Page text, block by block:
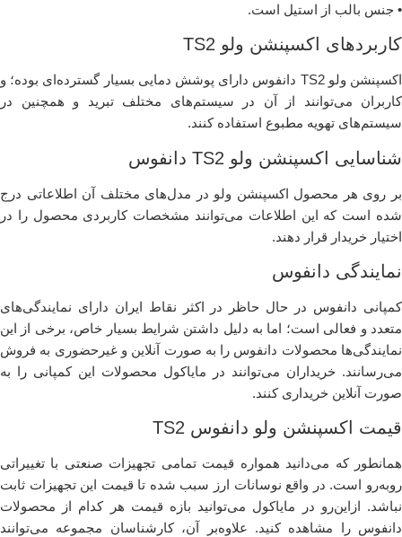
• جنس بالب از استیل است.
کاربردهای اکسپنشن ولو TS2
اکسپنشن ولو TS2 دانفوس دارای پوشش دمایی بسیار‌ گسترده‌ای بوده؛ و
کاربران می‌توانند از آن در سیستم‌های مختلف تبرید و همچنین در
سیستم‌های تهویه مطبوع استفاده کنند.
شناسایی اکسپنشن ولو TS2 دانفوس
بر روی هر محصول اکسپنشن ولو در مدل‌های مختلف آن اطلاعاتی درج
شده است که این اطلاعات می‌توانند مشخصات کاربردی محصول را در
اختیار خریدار قرار دهند.
نمایندگی دانفوس
کمپانی دانفوس در حال حاظر در اکثر نقاط ایران دارای نمایندگی‌های
متعدد و فعالی است؛ اما به دلیل داشتن شرایط بسیار خاص، برخی از این
نمایندگی‌ها محصولات دانفوس را به ‌صورت آنلاین و غیرحضوری به فروش
می‌رسانند. خریداران می‌توانند در مایاکول محصولات این کمپانی را به‌
صورت آنلاین خریداری کنند.
قیمت اکسپنشن ولو دانفوس TS2
همانطور که می‌دانید همواره قیمت تمامی تجهیزات صنعتی با تغییراتی
روبه‌رو است. در واقع نوسانات ارز سبب شده تا قیمت این تجهیزات ثابت
نباشد. ازاین‌رو در مایاکول می‌توانید بازه قیمت هر کدام از محصولات
دانفوس را مشاهده کنید. علاوه‌بر آن، ‌کارشناسان مجموعه می‌توانند